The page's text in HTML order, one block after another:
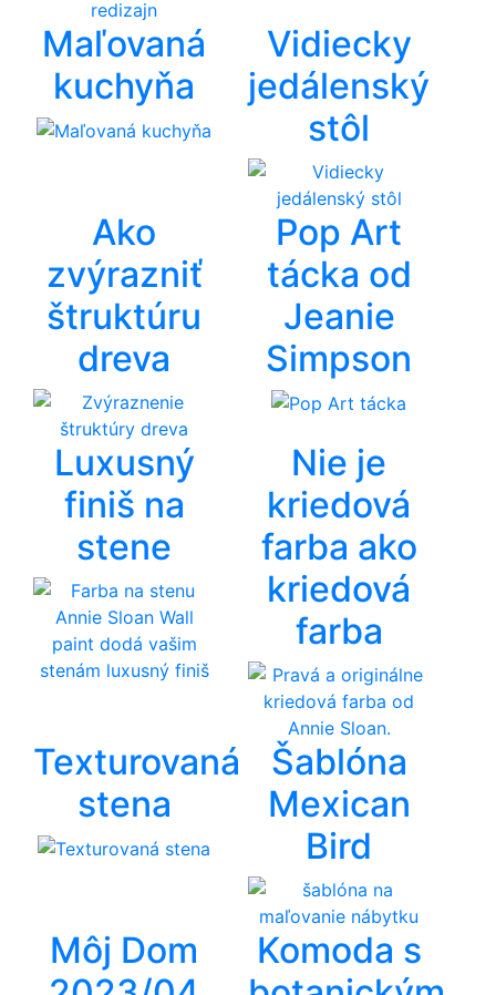
Maľovaná
kuchyňa
Vidiecky
jedálenský
stôl
Ako
zvýrazniť
štruktúru
dreva
Pop Art
tácka od
Jeanie
Simpson
Luxusný
finiš na
stene
Nie je
kriedová
farba ako
kriedová
farba
Texturovaná
stena
Šablóna
Mexican
Bird
Môj Dom
Komoda s